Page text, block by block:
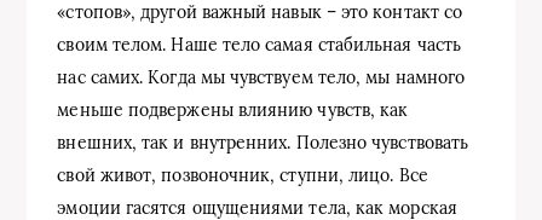
«стопов», другой важный навык – это контакт со
своим телом. Наше тело самая стабильная часть
нас самих. Когда мы чувствуем тело, мы намного
меньше подвержены влиянию чувств, как
внешних, так и внутренних. Полезно чувствовать
свой живот, позвоночник, ступни, лицо. Все
эмоции гасятся ощущениями тела, как морская